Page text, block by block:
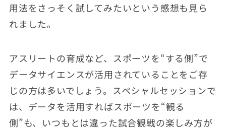
用法をさっそく試してみたいという感想も見ら
れました。
アスリートの育成など、スポーツを“する側”で
データサイエンスが活用されていることをご存
じの方は多いでしょう。スペシャルセッションで
は、データを活用すればスポーツを“観る
側”も、いつもとは違った試合観戦の楽しみ方が